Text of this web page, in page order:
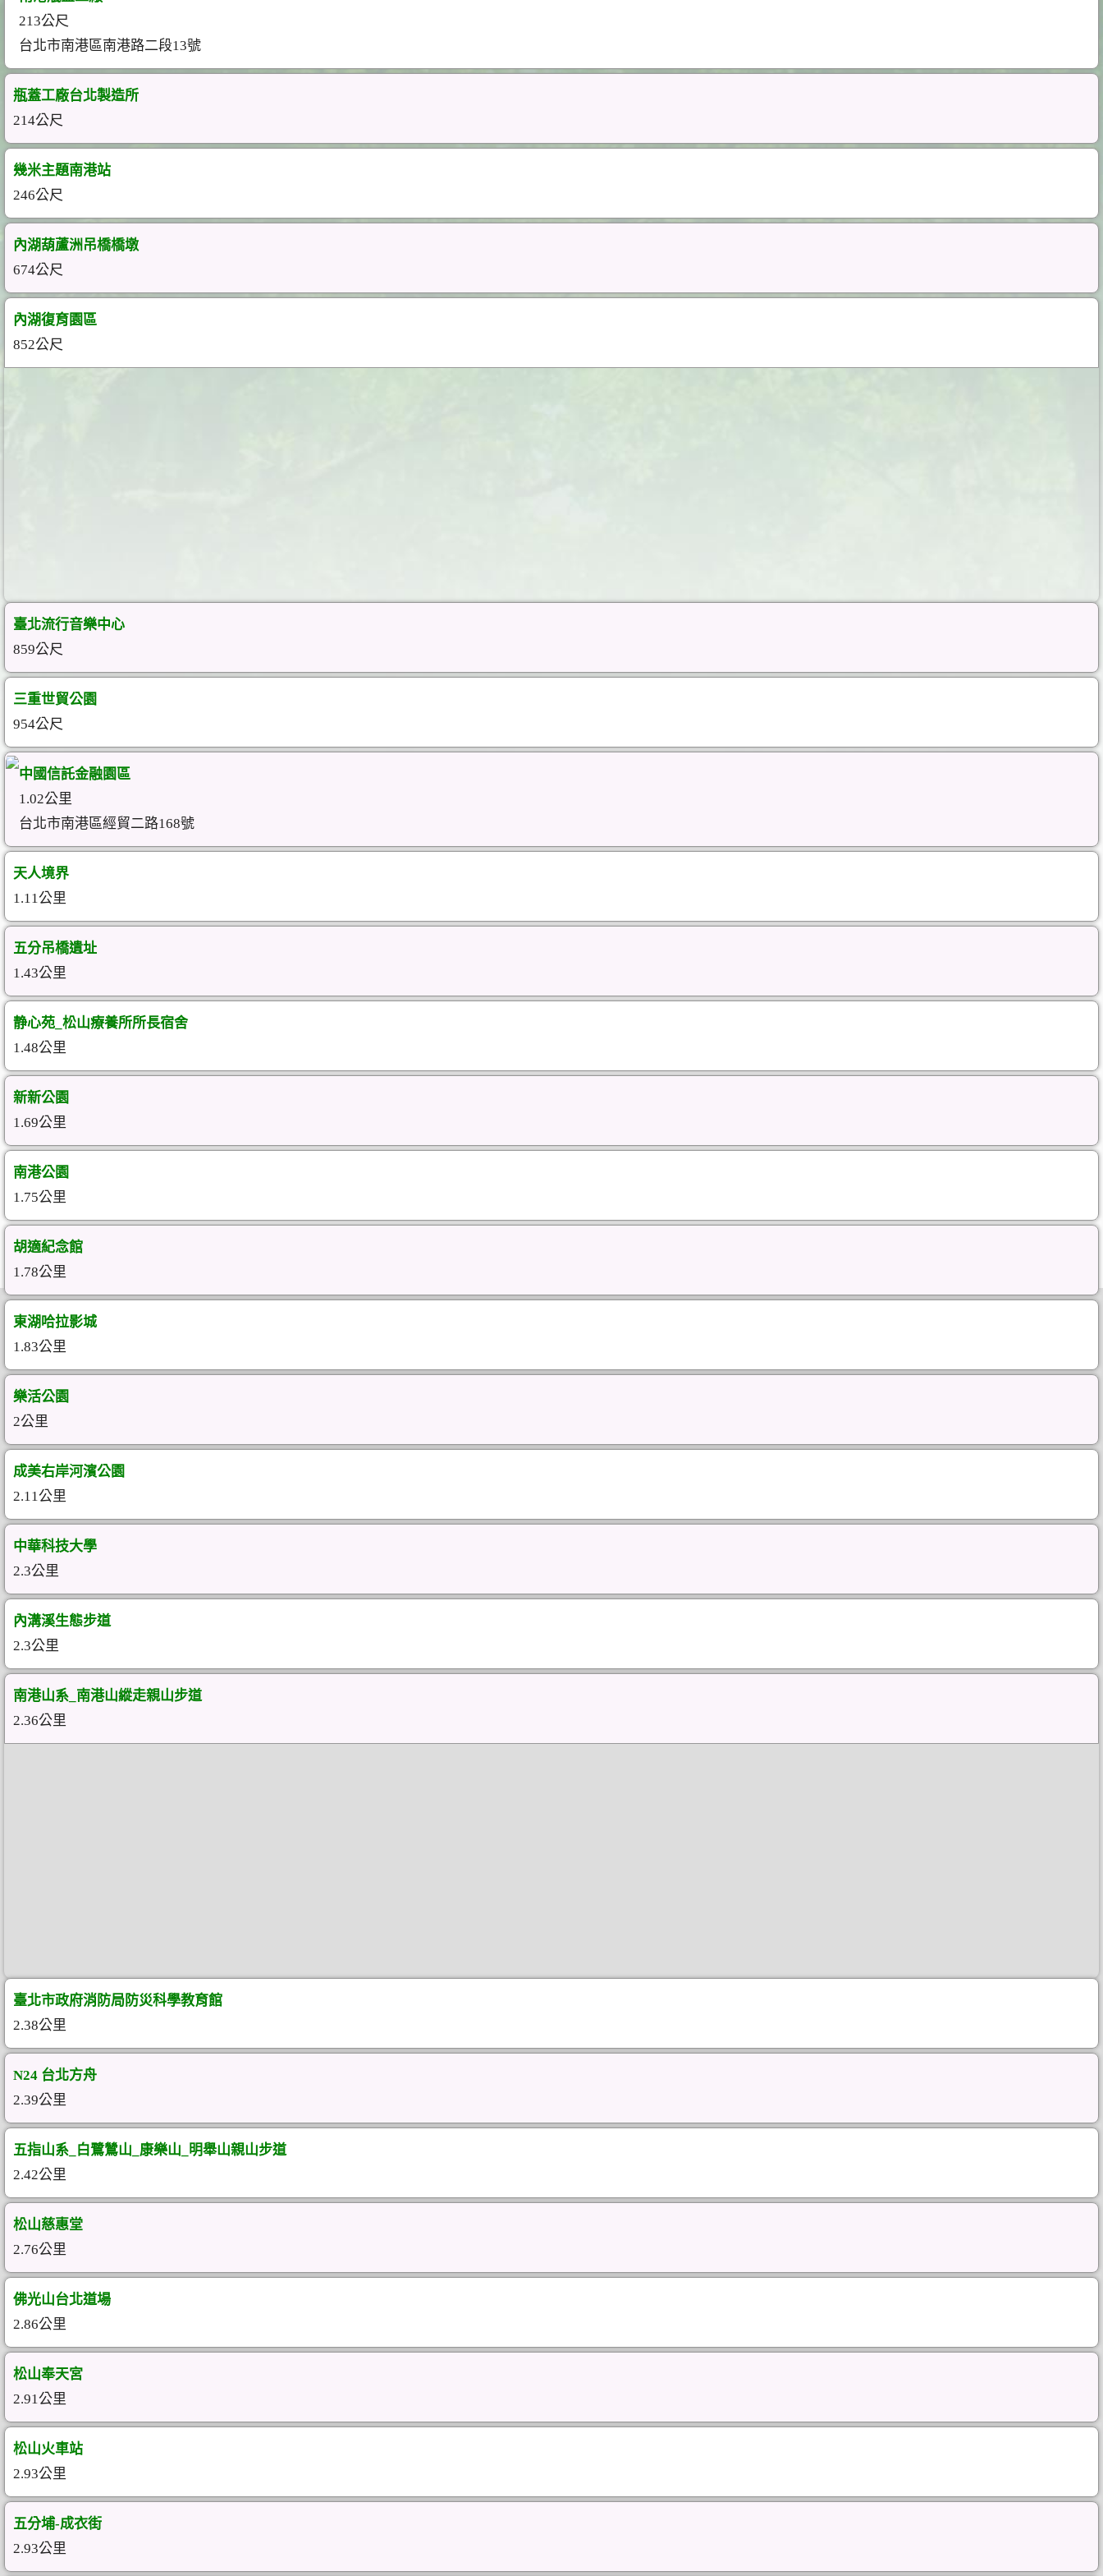
213公尺
台北市南港區南港路二段13號
瓶蓋工廠台北製造所
214公尺
幾米主題南港站
246公尺
內湖葫蘆洲吊橋橋墩
674公尺
內湖復育園區
852公尺
臺北流行音樂中心
859公尺
三重世貿公園
954公尺
中國信託金融園區
1.02公里
台北市南港區經貿二路168號
天人境界
1.11公里
五分吊橋遺址
1.43公里
静心苑_松山療養所所長宿舍
1.48公里
新新公園
1.69公里
南港公園
1.75公里
胡適紀念館
1.78公里
東湖哈拉影城
1.83公里
樂活公園
2公里
成美右岸河濱公園
2.11公里
中華科技大學
2.3公里
內溝溪生態步道
2.3公里
南港山系_南港山縱走親山步道
2.36公里
臺北市政府消防局防災科學教育館
2.38公里
N24 台北方舟
2.39公里
五指山系_白鷺鷥山_康樂山_明舉山親山步道
2.42公里
松山慈惠堂
2.76公里
佛光山台北道場
2.86公里
松山奉天宮
2.91公里
松山火車站
2.93公里
五分埔-成衣街
2.93公里